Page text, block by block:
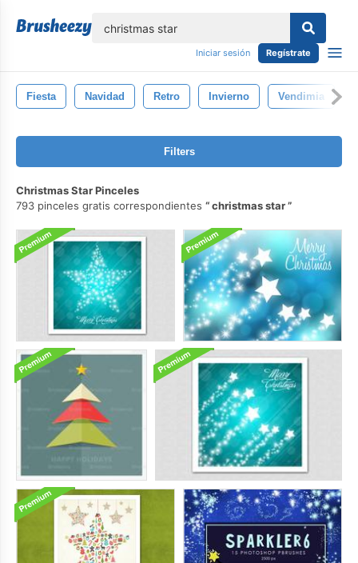
Iniciar sesión Regístrate
Fiesta Navidad Retro Invierno Vendimia
Filters
Christmas Star Pinceles
793 pinceles gratis correspondientes
christmas star